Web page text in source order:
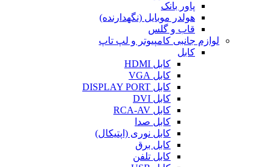
پاور بانک
هولدر موبایل (نگهدارنده)
قاب و گلس
لوازم جانبی کامپیوتر و لپ تاپ
کابل
کابل HDMI
کابل VGA
کابل DISPLAY PORT
کابل DVI
کابل RCA-AV
کابل صدا
کابل نوری (اپتیکال)
کابل برق
کابل تلفن